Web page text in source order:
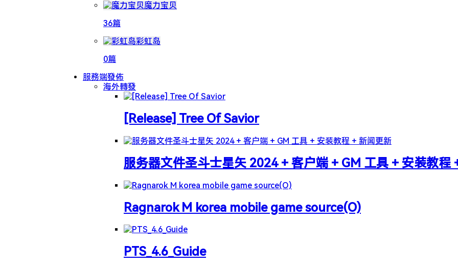
魔力宝贝
36篇
彩虹岛
0篇
服務端發佈
海外轉發
[Release] Tree Of Savior
服务器文件圣斗士星矢 2024 + 客户端 + GM 工具 + 安装教程
Ragnarok M korea mobile game source(O)
PTS_4.6_Guide